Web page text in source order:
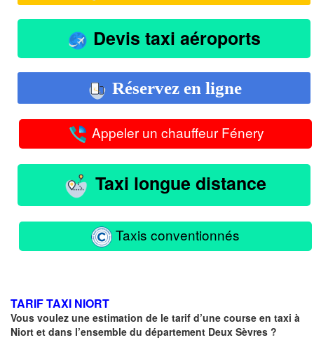
Devis taxi aéroports
Réservez en ligne
Appeler un chauffeur Fénery
Taxi longue distance
Taxis conventionnés
TARIF TAXI NIORT
Vous voulez une estimation de le tarif d’une course en taxi à
Niort et dans l’ensemble du département Deux Sèvres ?